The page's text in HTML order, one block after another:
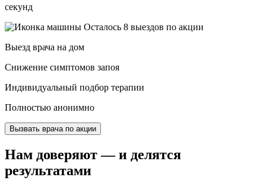
секунд
Осталось 8 выездов по акции
Выезд врача на дом
Снижение симптомов запоя
Индивидуальный подбор терапии
Полностью анонимно
Вызвать врача по акции
Нам доверяют— и делятся
результатами